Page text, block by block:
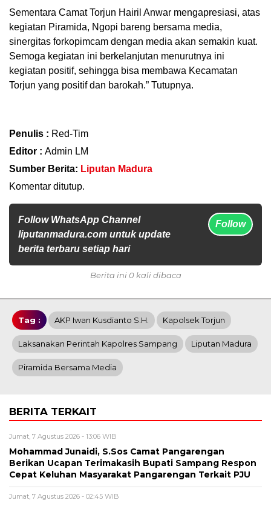
Sementara Camat Torjun Hairil Anwar mengapresiasi, atas
kegiatan Piramida, Ngopi bareng bersama media,
sinergitas forkopimcam dengan media akan semakin kuat.
Semoga kegiatan ini berkelanjutan menurutnya ini
kegiatan positif, sehingga bisa membawa Kecamatan
Torjun yang positif dan barokah.” Tutupnya.
Penulis : Red-Tim
Editor : Admin LM
Sumber Berita: Liputan Madura
Komentar ditutup.
Follow WhatsApp Channel
liputanmadura.com untuk update
berita terbaru setiap hari
Follow
Berita ini 0 kali dibaca
Tag : AKP Iwan Kusdianto S.H. Kapolsek Torjun
Laksanakan Perintah Kapolres Sampang Liputan Madura
Piramida Bersama Media
BERITA TERKAIT
Jumat, 7 Agustus 2026 - 13:06 WIB
Mohammad Junaidi, S.Sos Camat Pangarengan
Berikan Ucapan Terimakasih Bupati Sampang Respon
Cepat Keluhan Masyarakat Pangarengan Terkait PJU
Jumat, 7 Agustus 2026 - 02:45 WIB